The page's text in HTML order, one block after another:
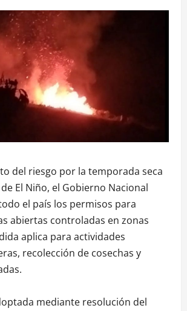
del riesgo por la temporada seca
El Niño, el Gobierno Nacional
el país los permisos para
abiertas controladas en zonas
aplica para actividades
recolección de cosechas y
mediante resolución del